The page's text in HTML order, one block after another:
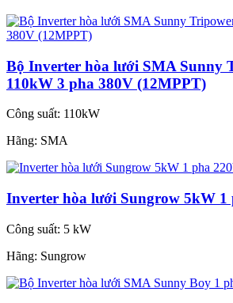
Bộ Inverter hòa lưới SMA Sunny
110kW 3 pha 380V (12MPPT)
Công suất: 110kW
Hãng: SMA
Inverter hòa lưới Sungrow 5kW 1
Công suất: 5 kW
Hãng: Sungrow